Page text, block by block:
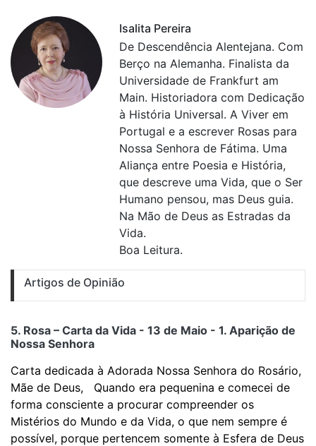
Isalita Pereira
De Descendência Alentejana. Com
Berço na Alemanha. Finalista da
Universidade de Frankfurt am
Main. Historiadora com Dedicação
à História Universal. A Viver em
Portugal e a escrever Rosas para
Nossa Senhora de Fátima. Uma
Aliança entre Poesia e História,
que descreve uma Vida, que o Ser
Humano pensou, mas Deus guia.
Na Mão de Deus as Estradas da
Vida.
Boa Leitura.
Artigos de Opinião
5. Rosa – Carta da Vida - 13 de Maio - 1. Aparição de
Nossa Senhora
Carta dedicada à Adorada Nossa Senhora do Rosário,
Mãe de Deus, Quando era pequenina e comecei de
forma consciente a procurar compreender os
Mistérios do Mundo e da Vida, o que nem sempre é
possível, porque pertencem somente à Esfera de Deus